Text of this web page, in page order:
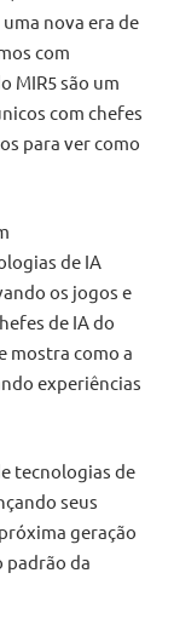
nova era de
com
MIR5 são um
com chefes
para ver como
de IA
os jogos e
de IA do
mostra como a
experiências
tecnologias de
seus
geração
padrão da